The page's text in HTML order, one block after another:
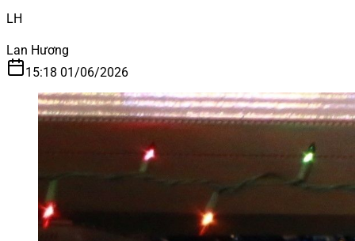
LH
Lan Hương
15:18 01/06/2026